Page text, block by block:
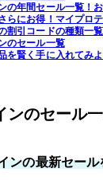
の年間セール一覧！
らにお得！マイプロ
割引コードの種類一覧
のセール一覧
を賢く手に入れてみ
ンのセール
ンの最新セール